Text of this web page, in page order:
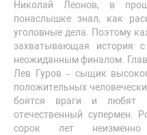
Николай Леонов, в
понаслышке знал, как
уголовные дела. Поэтому
захватывающая история
неожиданным финалом.
Лев Гуров – сыщик
положительных
боятся враги и
отечественный супермен.
сорок лет неизменно